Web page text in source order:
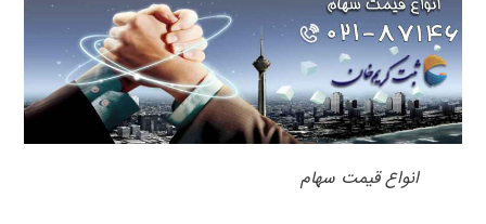
انواع قیمت سهام